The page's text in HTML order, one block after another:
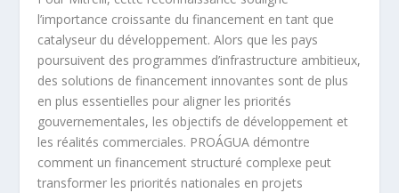
l’importance croissante du financement en tant que
catalyseur du développement. Alors que les pays
poursuivent des programmes d’infrastructure ambitieux,
des solutions de financement innovantes sont de plus
en plus essentielles pour aligner les priorités
gouvernementales, les objectifs de développement et
les réalités commerciales. PROÁGUA démontre
comment un financement structuré complexe peut
transformer les priorités nationales en projets